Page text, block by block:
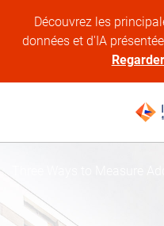
Découvrez les
données et d'IA